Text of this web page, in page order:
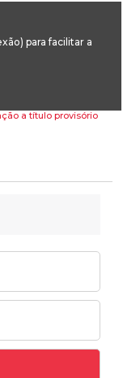
para facilitar a
a título provisório